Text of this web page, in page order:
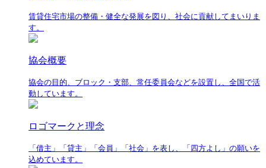
賃貸住宅市場の整備・健全な発展を図り、社会に貢献してまいりま
す。
協会概要
協会の目的、ブロック・支部、常任委員会などを設置し、全国で活
動しています。
ロゴマークと理念
「借主」「貸主」「会員」「社会」を表し、「四方よし」の願いを
込めています。